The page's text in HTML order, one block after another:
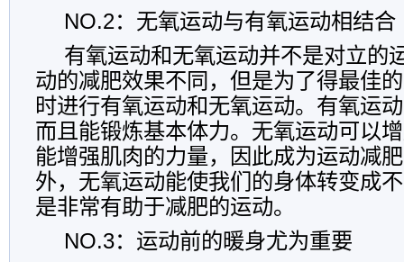
NO.2：无氧运动与有氧运动相结合
有氧运动和无氧运动并不是对立的
动的减肥效果不同，但是为了得最佳
时进行有氧运动和无氧运动。有氧运
而且能锻炼基本体力。无氧运动可以
能增强肌肉的力量，因此成为运动减
外，无氧运动能使我们的身体转变成
是非常有助于减肥的运动。
NO.3：运动前的暖身尤为重要